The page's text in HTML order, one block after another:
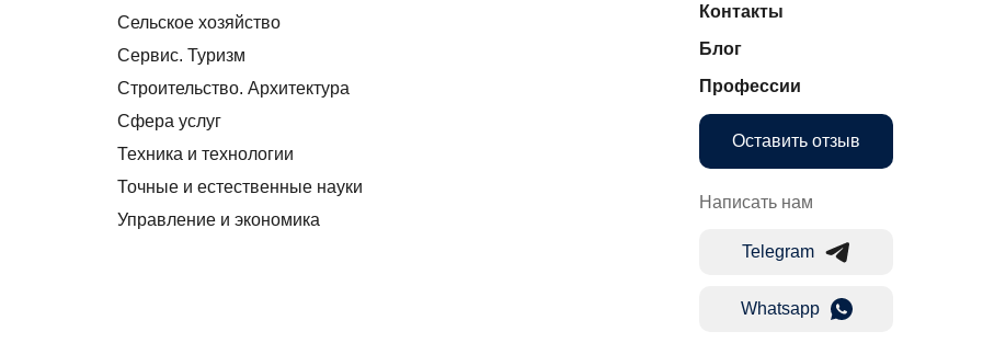
Сельское хозяйство
Сервис. Туризм
Строительство. Архитектура
Сфера услуг
Техника и технологии
Точные и естественные науки
Управление и экономика
Контакты
Блог
Профессии
Оставить отзыв
Написать нам
Telegram
Whatsapp